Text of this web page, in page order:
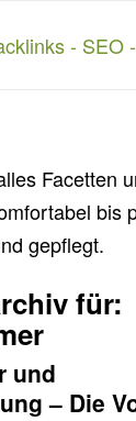
Facetten
bis
gepflegt.
für:
und
– Die